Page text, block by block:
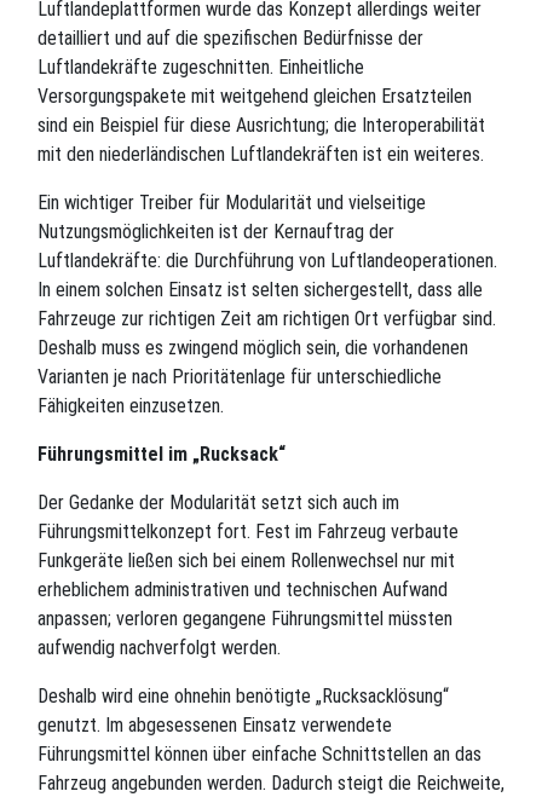
Luftlandeplattformen wurde das Konzept allerdings weiter
detailliert und auf die spezifischen Bedürfnisse der
Luftlandekräfte zugeschnitten. Einheitliche
Versorgungspakete mit weitgehend gleichen Ersatzteilen
sind ein Beispiel für diese Ausrichtung; die Interoperabilität
mit den niederländischen Luftlandekräften ist ein weiteres.
Ein wichtiger Treiber für Modularität und vielseitige
Nutzungsmöglichkeiten ist der Kernauftrag der
Luftlandekräfte: die Durchführung von Luftlandeoperationen.
In einem solchen Einsatz ist selten sichergestellt, dass alle
Fahrzeuge zur richtigen Zeit am richtigen Ort verfügbar sind.
Deshalb muss es zwingend möglich sein, die vorhandenen
Varianten je nach Prioritätenlage für unterschiedliche
Fähigkeiten einzusetzen.
Führungsmittel im „Rucksack“
Der Gedanke der Modularität setzt sich auch im
Führungsmittelkonzept fort. Fest im Fahrzeug verbaute
Funkgeräte ließen sich bei einem Rollenwechsel nur mit
erheblichem administrativen und technischen Aufwand
anpassen; verloren gegangene Führungsmittel müssten
aufwendig nachverfolgt werden.
Deshalb wird eine ohnehin benötigte „Rucksacklösung“
genutzt. Im abgesessenen Einsatz verwendete
Führungsmittel können über einfache Schnittstellen an das
Fahrzeug angebunden werden. Dadurch steigt die Reichweite,